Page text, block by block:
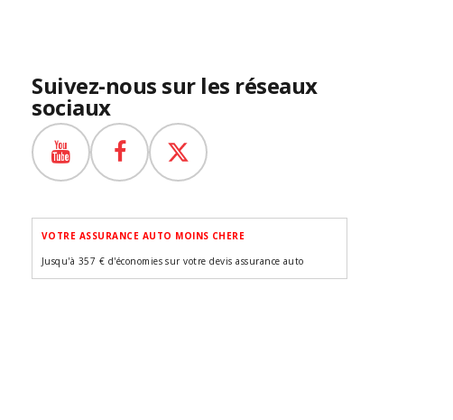
Suivez-nous sur les réseaux
sociaux
VOTRE ASSURANCE AUTO MOINS CHERE
Jusqu'à 357 € d'économies sur votre devis assurance auto